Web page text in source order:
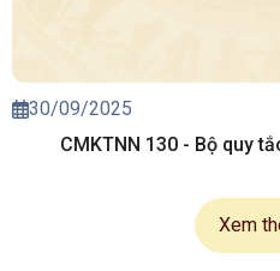
30/09/2025
CMKTNN 130 - Bộ quy
Xem